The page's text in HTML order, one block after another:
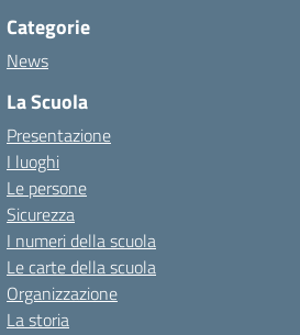
Categorie
News
La Scuola
Presentazione
I luoghi
Le persone
Sicurezza
I numeri della scuola
Le carte della scuola
Organizzazione
La storia